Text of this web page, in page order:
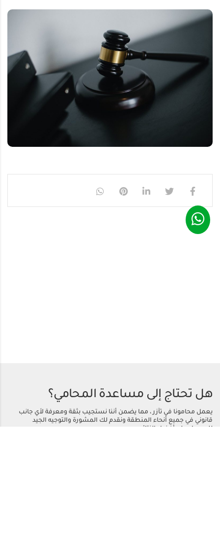
هل تحتاج إلى مساعدة المحامي؟
يعمل محامونا في تآزر ، مما يضمن أننا نستجيب بثقة ومعرفة لأي جانب
قانوني في جميع أنحاء المنطقة ونقدم لك المشورة والتوجيه الجيد